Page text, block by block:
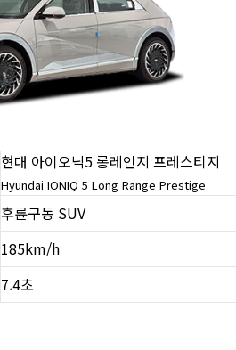
현대 아이오닉5 롱레인지 프레스티지
Hyundai IONIQ 5 Long Range Prestige
후륜구동 SUV
185km/h
7.4초